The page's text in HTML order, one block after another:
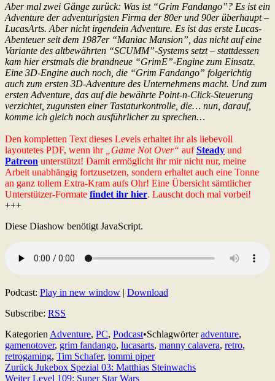
Aber mal zwei Gänge zurück: Was ist “Grim Fandango”? Es ist ein
Adventure der adventurigsten Firma der 80er und 90er überhaupt –
LucasArts. Aber nicht irgendein Adventure. Es ist das erste Lucas-
Abenteuer seit dem 1987er “Maniac Mansion”, das nicht auf eine
Variante des altbewährten “SCUMM”-Systems setzt – stattdessen
kam hier erstmals die brandneue “GrimE”-Engine zum Einsatz.
Eine 3D-Engine auch noch, die “Grim Fandango” folgerichtig
auch zum ersten 3D-Adventure des Unternehmens macht. Und zum
ersten Adventure, das auf die bewährte Point-n-Click-Steuerung
verzichtet, zugunsten einer Tastaturkontrolle, die… nun, darauf,
komme ich gleich noch ausführlicher zu sprechen…
Den kompletten Text dieses Levels erhaltet ihr als liebevoll
layoutetes PDF, wenn ihr
„Game Not Over“ aufSteady und
Patreon unterstützt! Damit ermöglicht ihr mir nicht nur, meine
Arbeit unabhängig fortzusetzen, sondern erhaltet auch eine Tonne
an ganz tollem Extra-Kram aufs Ohr! Eine Übersicht sämtlicher
Unterstützer-Formate findet ihr hier. Lauscht doch mal vorbei!
+++
Diese Diashow benötigt JavaScript.
Podcast: Play in new window | Download
Subscribe: RSS
Kategorien Adventure, PC, Podcast•Schlagwörteradventure,
gamenotover, grim fandango, lucasarts, manny calavera, retro,
retrogaming, Tim Schafer, tommi piper
Beitragsnavigation
Zurück Jukebox Spezial 03: Matthias Steinwachs
Weiter Level 109: Super Star Wars